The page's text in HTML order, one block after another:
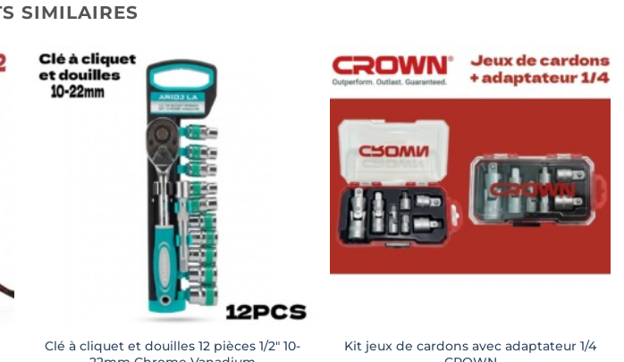
SIMILAIRES
Clé à cliquet et douilles 12 pièces 1/2″ 10-
Kit jeux de cardons avec adaptateur 1/4